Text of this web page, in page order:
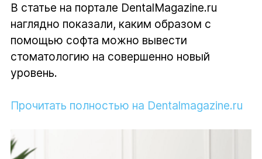
В статье на портале DentalMagazine.ru
наглядно показали, каким образом с
помощью софта можно вывести
стоматологию на совершенно новый
уровень.
Прочитать полностью на Dentalmagazine.ru